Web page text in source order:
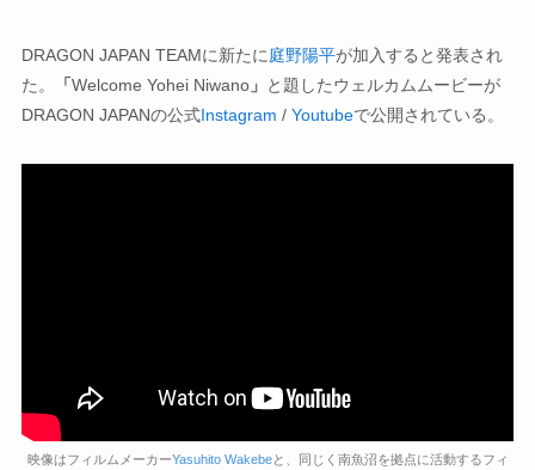
DRAGON JAPAN TEAMに新たに庭野陽平が加入すると発表され
た。
「Welcome Yohei Niwano」 と題したウェルカムムービーが
DRAGON JAPANの公式Instagram / Youtubeで公開されている。
映像はフィルムメーカーYasuhito Wakebeと、同じく南魚沼を拠点に活動するフィ